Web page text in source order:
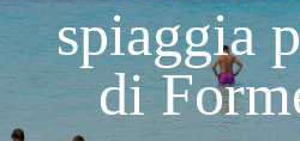
spiaggia
di